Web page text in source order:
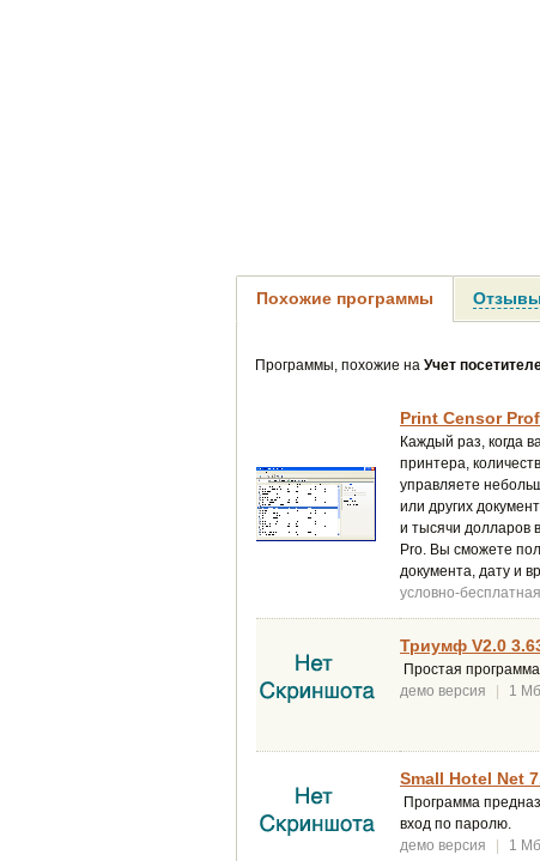
Похожие программы
Программы, похожие на Учет
Print Censor
Каждый раз, когда
принтера,
управляете
или других
и тысячи долларов
Pro. Вы сможете
документа, дату и
условно-бесплатная
Триумф V2.0
Простая
демо версия
| 1 Мб
Small Hotel Net
Программа
вход по паролю.
демо версия
| 1 Мб